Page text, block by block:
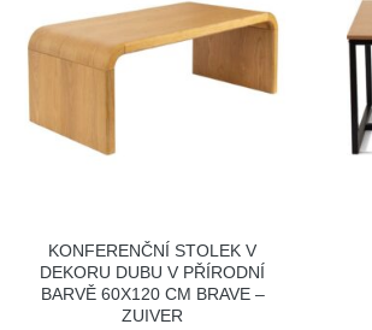
KONFERENČNÍ STOLEK V
DEKORU DUBU V PŘÍRODNÍ
BARVĚ 60X120 CM BRAVE –
ZUIVER